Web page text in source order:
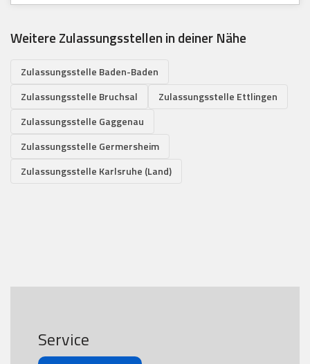
Weitere Zulassungsstellen in deiner Nähe
Zulassungsstelle Baden-Baden
Zulassungsstelle Bruchsal
Zulassungsstelle Ettlingen
Zulassungsstelle Gaggenau
Zulassungsstelle Germersheim
Zulassungsstelle Karlsruhe (Land)
Service